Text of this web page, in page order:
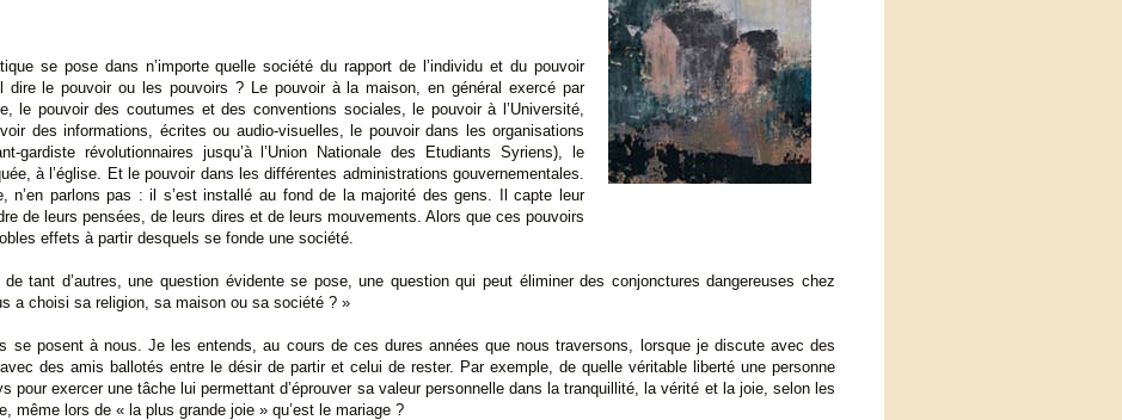
se pose dans n’importe quelle société du rapport de l’individu et du pouvoir
dire le pouvoir ou les pouvoirs ? Le pouvoir à la maison, en général exercé par
le pouvoir des coutumes et des conventions sociales, le pouvoir à l’Université,
des informations, écrites ou audio-visuelles, le pouvoir dans les organisations
gardiste révolutionnaires jusqu’à l’Union Nationale des Etudiants Syriens), le
à l’église. Et le pouvoir dans les différentes administrations gouvernementales.
n’en parlons pas : il s’est installé au fond de la majorité des gens. Il capte leur
de leurs pensées, de leurs dires et de leurs mouvements. Alors que ces pouvoirs
effets à partir desquels se fonde une société.
tant d’autres, une question évidente se pose, une question qui peut éliminer des conjonctures dangereuses chez
a choisi sa religion, sa maison ou sa société ? »
se posent à nous. Je les entends, au cours de ces dures années que nous traversons, lorsque je discute avec des
des amis ballotés entre le désir de partir et celui de rester. Par exemple, de quelle véritable liberté une personne
pour exercer une tâche lui permettant d’éprouver sa valeur personnelle dans la tranquillité, la vérité et la joie, selon les
même lors de « la plus grande joie » qu’est le mariage ?